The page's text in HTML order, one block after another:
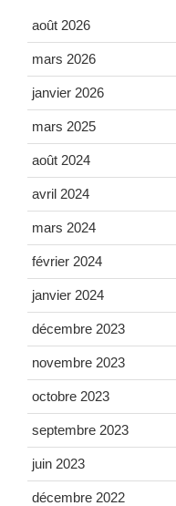
août 2026
mars 2026
janvier 2026
mars 2025
août 2024
avril 2024
mars 2024
février 2024
janvier 2024
décembre 2023
novembre 2023
octobre 2023
septembre 2023
juin 2023
décembre 2022